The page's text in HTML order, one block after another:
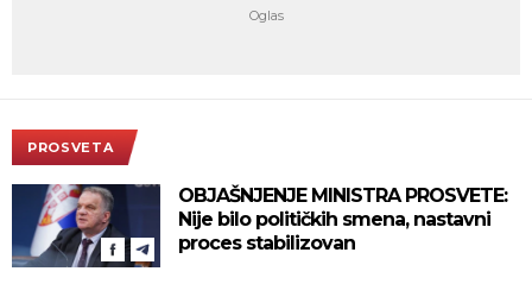
PROSVETA
OBJAŠNJENJE MINISTRA PROSVETE:
Nije bilo političkih smena, nastavni
proces stabilizovan